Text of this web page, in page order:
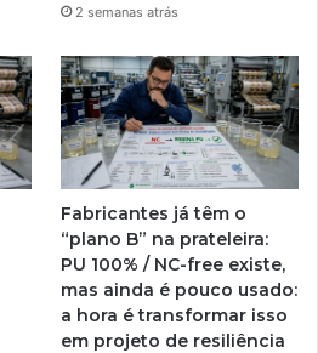
2 semanas atrás
Fabricantes já têm o
“plano B” na prateleira:
PU 100% / NC-free existe,
mas ainda é pouco usado:
a hora é transformar isso
em projeto de resiliência